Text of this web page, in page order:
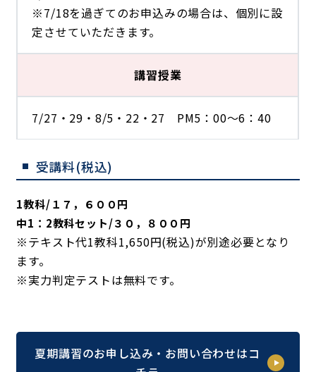
※7/18を過ぎてのお申込みの場合は、個別に設
定させていただきます。
講習授業
7/27・29・8/5・22・27 PM5：00～6：40
受講料(税込)
1教科/１７，６００円
中1：2教科セット/３０，８００円
※テキスト代1教科1,650円(税込)が別途必要となり
ます。
※実力判定テストは無料です。
夏期講習のお申し込み・お問い合わせはコ